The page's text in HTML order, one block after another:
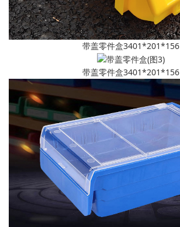
带盖零件盒3401*201*156
带盖零件盒3401*201*156